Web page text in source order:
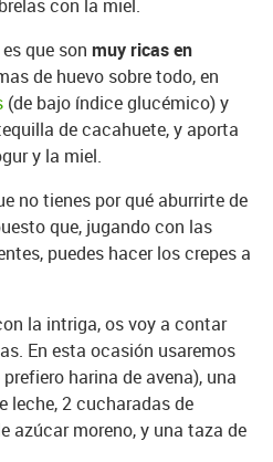
con la miel.
que son muy ricas en
de huevo sobre todo, en
(de bajo índice glucémico) y
de cacahuete, y aporta
y la miel.
no tienes por qué aburrirte de
que, jugando con las
puedes hacer los crepes a
la intriga, os voy a contar
En esta ocasión usaremos
harina de avena), una
leche, 2 cucharadas de
azúcar moreno, y una taza de